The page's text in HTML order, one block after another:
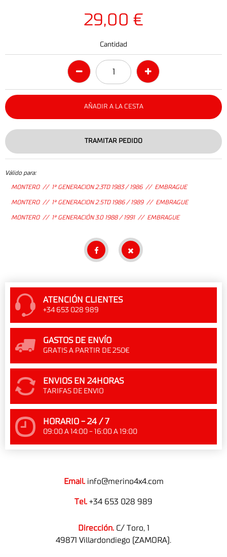
29,00 €
Cantidad
AÑADIR A LA CESTA
TRAMITAR PEDIDO
Válido para:
MONTERO // 1ª GENERACION 2.3TD 1983 / 1986 // EMBRAGUE
MONTERO // 1ª GENERACION 2.5TD 1986 / 1989 // EMBRAGUE
MONTERO // 1ª GENERACIÓN 3.0 1988 / 1991 // EMBRAGUE
ATENCIÓN CLIENTES
+34 653 028 989
GASTOS DE ENVÍO
GRATIS A PARTIR DE 250€
ENVIOS EN 24HORAS
TARIFAS DE ENVIO
HORARIO - 24 / 7
09:00 A 14:00 - 16:00 A 19:00
Email. info@merino4x4.com
Tel. +34 653 028 989
Dirección.C/ Toro, 1
49871 Villardondiego (ZAMORA).